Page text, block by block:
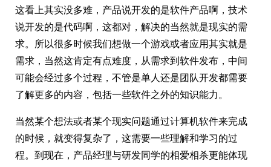
这看上其实没多难，产品说开发的是软件产品啊，技术
说开发的是代码啊，这都对，解决的当然就是现实的需
求。所以很多时候我们想做一个游戏或者应用其实就是
需求，当然这肯定有点难度，从需求到软件发布，中间
可能会经过多个过程，不管是单人还是团队开发都需要
了解更多的内容，包括一些软件之外的知识能力。
当然某个想法或者某个现实问题通过计算机软件来完成
的时候，就变得复杂了，这需要一些理解和学习的过
程。到现在，产品经理与研发同学的相爱相杀更能体现